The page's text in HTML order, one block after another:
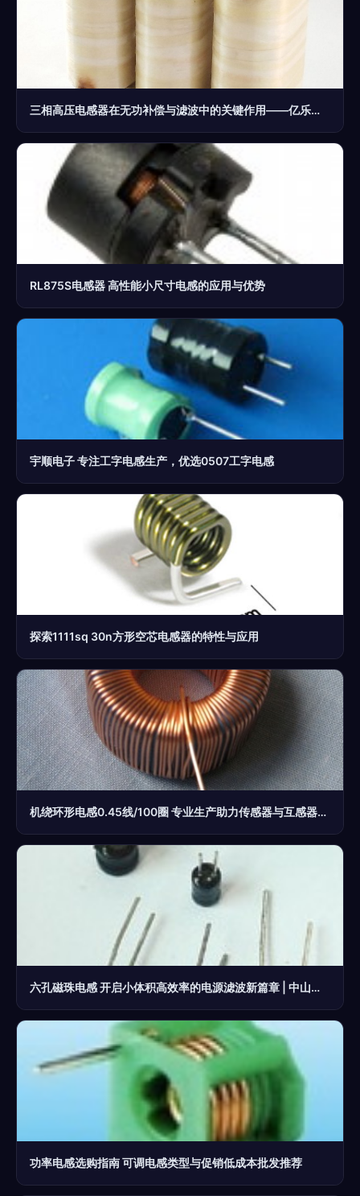
三相高压电感器在无功补偿与滤波中的关键作用——亿乐隆电器的专业解决方案
RL875S电感器 高性能小尺寸电感的应用与优势
宇顺电子 专注工字电感生产，优选0507工字电感
探索1111sq 30n方形空芯电感器的特性与应用
机绕环形电感0.45线/100圈 专业生产助力传感器与互感器发展
六孔磁珠电感 开启小体积高效率的电源滤波新篇章 | 中山梓惠电子制造赋能
功率电感选购指南 可调电感类型与促销低成本批发推荐